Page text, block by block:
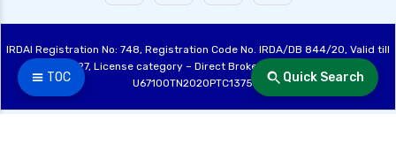
☰ TOC Quick Search
IRDAI Registration No: 748, Registration Code No. IRDA/DB 844/20, Valid till
28/06/2027, License category – Direct Broker (Life & General), CIN:
U67100TN2020PTC137515